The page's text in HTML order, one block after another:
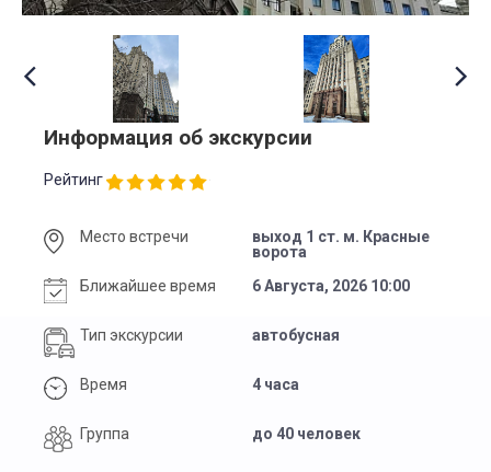
Информация об экскурсии
Рейтинг
Место встречи
выход 1 ст. м. Красные
ворота
Ближайшее время
6 Августа, 2026 10:00
Тип экскурсии автобусная
Время 4 часа
Группа до 40 человек